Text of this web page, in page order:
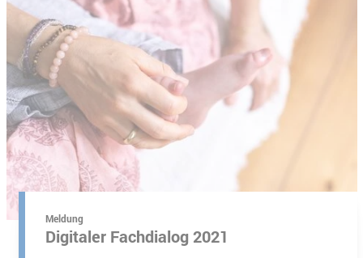
Meldung
Digitaler Fachdialog 2021